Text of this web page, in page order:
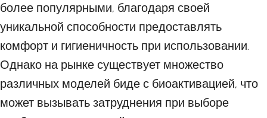
более популярными, благодаря своей
уникальной способности предоставлять
комфорт и гигиеничность при использовании.
Однако на рынке существует множество
различных моделей биде с биоактивацией, что
может вызывать затруднения при выборе